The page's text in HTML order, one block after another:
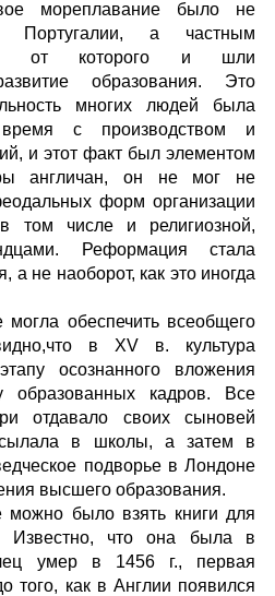
мореплавание было не
Португалии, а частным
от которого и шли
образования. Это
многих людей была
с производством и
и этот факт был элементом
англичан, он не мог не
форм организации
том числе и религиозной,
Реформация стала
а не наоборот, как это иногда
обеспечить всеобщего
в XV в. культура
осознанного вложения
образованных кадров. Все
отдавало своих сыновей
в школы, а затем в
подворье в Лондоне
высшего образования.
можно было взять книги для
Известно, что она была в
умер в 1456 г., первая
того, как в Англии появился